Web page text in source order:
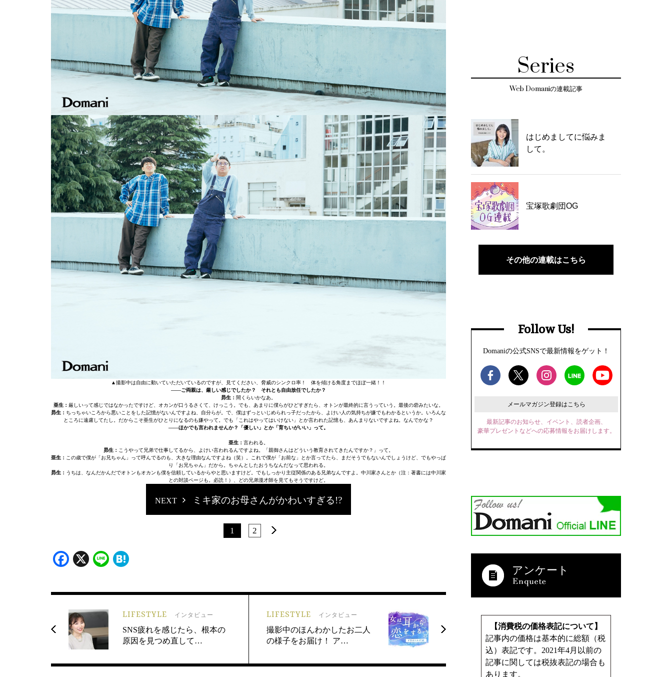
▲撮影中は自由に動いていただいているのですが、見てください、脅威のシンクロ率！ 体を傾ける角度までほぼ一緒！！
――ご両親は、厳しい感じでしたか？ それとも自由放任でしたか？
昴生： 間くらいかなあ。
亜生： 厳しいって感じではなかったですけど、オカンが口うるさくて、けっこう。でも、あまりに僕らがひどすぎたら、オトンが最終的に言うっていう。最後の砦みたいな。
昴生： ちっちゃいころから悪いことをした記憶がないんですよね、自分らが。で、僕はずっといじめられっ子だったから、よけい人の気持ちが嫌でもわかるというか。いろんな
ところに遠慮してたし。だからこそ亜生がひとりになるのも嫌やって。でも「これはやってはいけない」とか言われた記憶も、あんまりないですよね。なんでかな？
――ほかでも言われませんか？「優しい」とか「育ちいがいい」って。
亜生： 言われる。
昴生： こうやって兄弟で仕事してるから、よけい言われるんですよね。「親御さんはどういう教育されてきたんですか？」って。
亜生： この歳で僕が「お兄ちゃん」って呼んでるのも、大きな理由なんですよね（笑）。これで僕が「お前な」とか言ってたら、まだそうでもないんでしょうけど、でもやっぱ
り「お兄ちゃん」だから。ちゃんとしたおうちなんだなって思われる。
昴生： うちは、なんだかんだでオトンもオカンも僕を信頼しているからやと思いますけど。でもしっかり主従関係のある兄弟なんですよ。中川家さんとか（注：著書には中川家
との対談ページも。必読！）、どの兄弟漫才師を見てもそうですけど。
ミキ家のお母さんがかわいすぎる!?
1 2
Facebook
X Line
LIFESTYLE インタビュー
SNS疲れを感じたら、根本の
原因を見つめ直して…
LIFESTYLE インタビュー
撮影中のほんわかしたお二人
の様子をお届け！ ア…
Series
Web Domaniの連載記事
はじめましてに悩みま
して。
宝塚歌劇団OG
その他の連載はこちら
Follow Us!
Domaniの公式SNSで最新情報をゲット！
メールマガジン登録はこちら
最新記事のお知らせ、イベント、読者企画、
豪華プレゼントなどへの応募情報をお届けします。
アンケート
【消費税の価格表記について】
記事内の価格は基本的に総額（税
込）表記です。2021年4月以前の
記事に関しては税抜表記の場合も
あります。